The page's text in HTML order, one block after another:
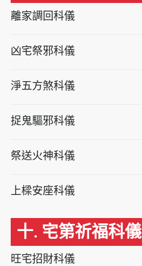
離家調回科儀
凶宅祭邪科儀
淨五方煞科儀
捉鬼驅邪科儀
祭送火神科儀
上樑安座科儀
十. 宅第祈福科儀
旺宅招財科儀